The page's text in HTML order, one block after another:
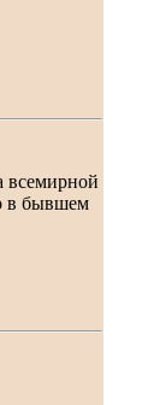
всемирной
в бывшем